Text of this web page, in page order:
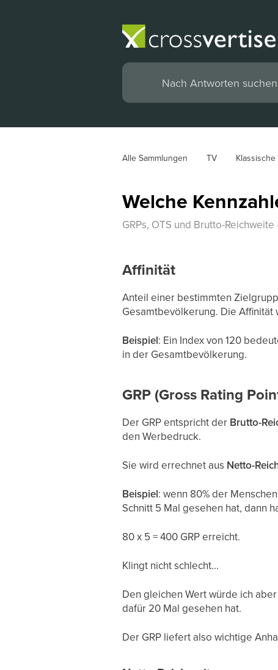
Alle Sammlungen TV
Welche
GRPs, OTS und Brutto-
Affinität
Anteil einer bestimmten
Gesamtbevölkerung. Die
Beispiel: Ein Index von 120
in der Gesamtbevölkerung.
GRP (Gross Rating
Der GRP entspricht der Brutto-
den Werbedruck.
Sie wird errechnet aus Netto-
Beispiel: wenn 80% der
Schnitt 5 Mal gesehen hat, dann
80 x 5 = 400 GRP erreicht.
Klingt nicht schlecht...
Den gleichen Wert würde ich
dafür 20 Mal gesehen hat.
Der GRP liefert also wichtige